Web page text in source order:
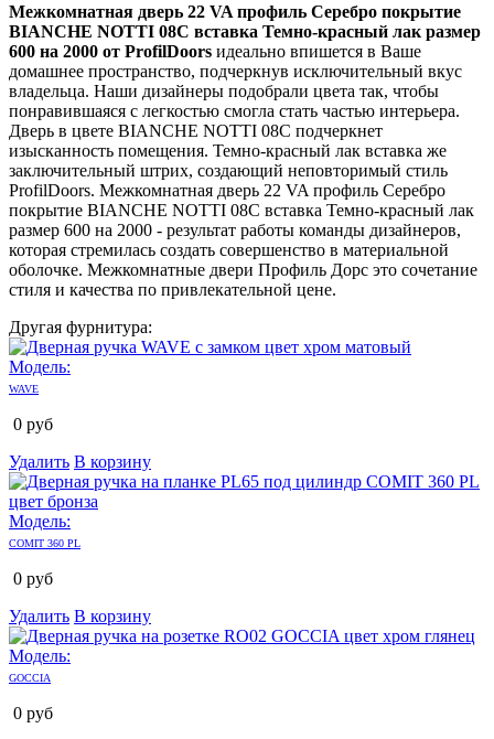
Межкомнатная дверь 22 VA профиль Серебро покрытие
BIANCHE NOTTI 08C вставка Темно-красный лак размер
600 на 2000 от ProfilDoors идеально впишется в Ваше
домашнее пространство, подчеркнув исключительный вкус
владельца. Наши дизайнеры подобрали цвета так, чтобы
понравившаяся с легкостью смогла стать частью интерьера.
Дверь в цвете BIANCHE NOTTI 08C подчеркнет
изысканность помещения. Темно-красный лак вставка же
заключительный штрих, создающий неповторимый стиль
ProfilDoors. Межкомнатная дверь 22 VA профиль Серебро
покрытие BIANCHE NOTTI 08C вставка Темно-красный лак
размер 600 на 2000 - результат работы команды дизайнеров,
которая стремилась создать совершенство в материальной
оболочке. Межкомнатные двери Профиль Дорс это сочетание
стиля и качества по привлекательной цене.
Другая фурнитура:
Модель:
WAVE
0 руб
Удалить В корзину
Модель:
COMIT 360 PL
0 руб
Удалить В корзину
Модель:
GOCCIA
0 руб